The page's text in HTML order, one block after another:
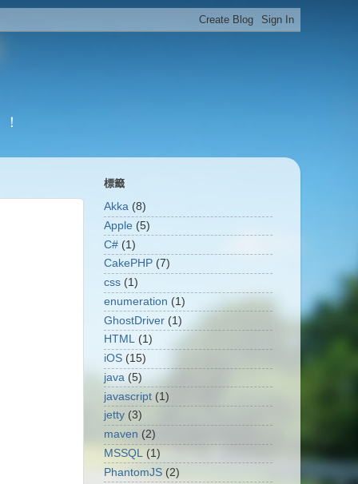
標籤
Akka (8)
Apple (5)
C# (1)
CakePHP (7)
css (1)
enumeration (1)
GhostDriver (1)
HTML (1)
iOS (15)
java (5)
javascript (1)
jetty (3)
maven (2)
MSSQL
(1)
PhantomJS (2)